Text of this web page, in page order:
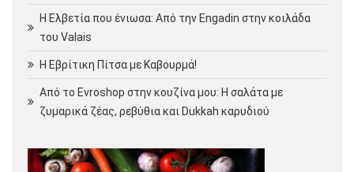
Η Ελβετία που ένιωσα: Από την Engadin στην κοιλάδα
του Valais
Η Εβρίτικη Πίτσα με Καβουρμά!
Από το Evroshop στην κουζίνα μου: Η σαλάτα με
ζυμαρικά ζέας, ρεβύθια και Dukkah καρυδιού